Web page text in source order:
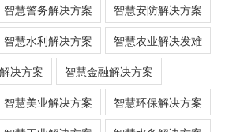
智慧警务解决方案
智慧安防解决方案
智慧水利解决方案
智慧农业解决发难
决方案
智慧金融解决方案
智慧美业解决方案
智慧环保解决方案